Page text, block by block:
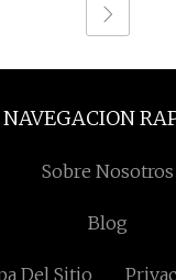
NAVEGACION
Sobre Nosotros
Blog
Del Sitio